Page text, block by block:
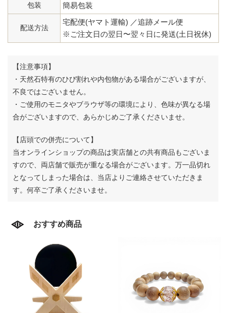
包装
簡易包装
配送方法
宅配便(ヤマト運輸) ／追跡メール便
※ご注文日の翌日〜翌々日に発送(土日祝休)
【注意事項】
・天然石特有のひび割れや内包物がある場合がございますが、
不良ではございません。
・ご使用のモニタやブラウザ等の環境により、色味が異なる場
合がございますので、あらかじめご了承くださいませ。
【店頭での併売について】
当オンラインショップの商品は実店舗との共有商品もございま
すので、両店舗で販売が重なる場合がございます。 万一品切れ
となってしまった場合は、当店よりご連絡させていただきま
す。何卒ご了承くださいませ。
おすすめ商品